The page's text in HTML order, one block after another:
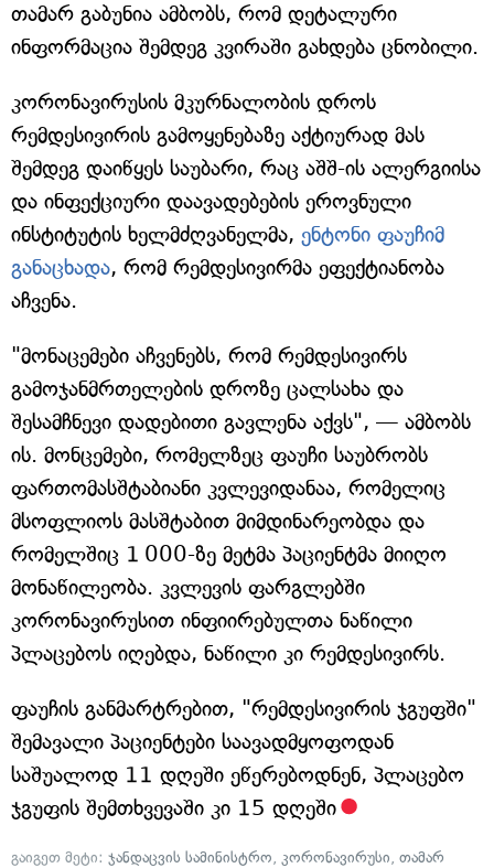
თამარ გაბუნია ამბობს, რომ დეტალური
ინფორმაცია შემდეგ კვირაში გახდება ცნობილი.
კორონავირუსის მკურნალობის დროს
რემდესივირის გამოყენებაზე აქტიურად მას
შემდეგ დაიწყეს საუბარი, რაც აშშ-ის ალერგიისა
და ინფექციური დაავადებების ეროვნული
ინსტიტუტის ხელმძღვანელმა, ენტონი ფაუჩიმ
განაცხადა, რომ რემდესივირმა ეფექტიანობა
აჩვენა.
"მონაცემები აჩვენებს, რომ რემდესივირს
გამოჯანმრთელების დროზე ცალსახა და
შესამჩნევი დადებითი გავლენა აქვს", — ამბობს
ის. მონცემები, რომელზეც ფაუჩი საუბრობს
ფართომასშტაბიანი კვლევიდანაა, რომელიც
მსოფლიოს მასშტაბით მიმდინარეობდა და
რომელშიც 1 000-ზე მეტმა პაციენტმა მიიღო
მონაწილეობა. კვლევის ფარგლებში
კორონავირუსით ინფიირებულთა ნაწილი
პლაცებოს იღებდა, ნაწილი კი რემდესივირს.
ფაუჩის განმარტრებით, "რემდესივირის ჯგუფში"
შემავალი პაციენტები საავადმყოფოდან
საშუალოდ 11 დღეში ეწერებოდნენ, პლაცებო
ჯგუფის შემთხვევაში კი 15 დღეში
გაიგეთ მეტი: ჯანდაცვის სამინისტრო, კორონავირუსი, თამარ